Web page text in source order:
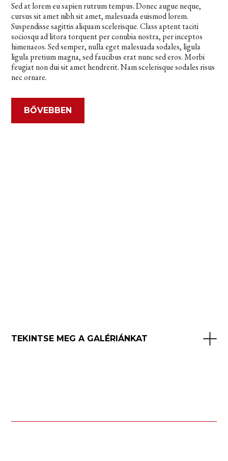
Sed at lorem eu sapien rutrum tempus. Donec augue neque,
cursus sit amet nibh sit amet, malesuada euismod lorem.
Suspendisse sagittis aliquam scelerisque. Class aptent taciti
sociosqu ad litora torquent per conubia nostra, per inceptos
himenaeos. Sed semper, nulla eget malesuada sodales, ligula
ligula pretium magna, sed faucibus erat nunc sed eros. Morbi
feugiat non dui sit amet hendrerit. Nam scelerisque sodales risus
nec ornare.
BŐVEBBEN
TEKINTSE MEG A GALÉRIÁNKAT